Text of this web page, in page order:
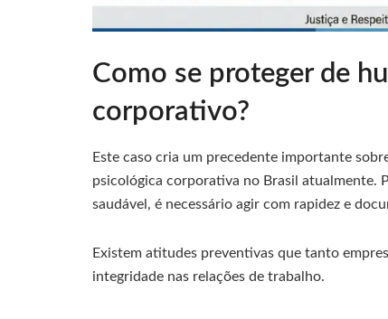
Como se proteger de
corporativo?
Este caso cria um precedente importante
psicológica corporativa no Brasil atualmente.
saudável, é necessário agir com rapidez e
Existem atitudes preventivas que tanto
integridade nas relações de trabalho.